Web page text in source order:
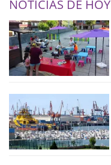
NOTICIAS DE HOY